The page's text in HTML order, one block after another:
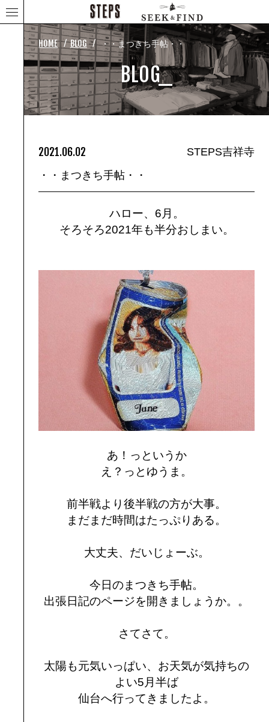
HOME ⁄ BLOG ⁄ ・・まつきち手帖・・
BLOG_
2021.06.02
STEPS吉祥寺
・・まつきち手帖・・
ハロー、6月。
そろそろ2021年も半分おしまい。
あ！っというか
え？っとゆうま。
前半戦より後半戦の方が大事。
まだまだ時間はたっぷりある。
大丈夫、だいじょーぶ。
今日のまつきち手帖。
出張日記のページを開きましょうか。。
さてさて。
太陽も元気いっぱい、お天気が気持ちの
よい5月半ば
仙台へ行ってきましたよ。